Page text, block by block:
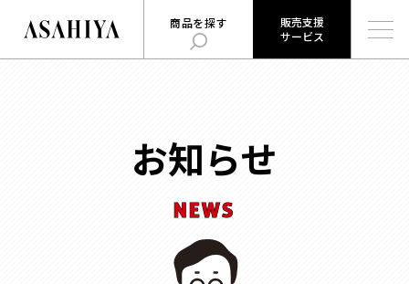
商品を探す
販売支援
サービス
ハコまじめさんに相談だ！
Q&A
販売支援サービスとは
お知らせ
NEWS